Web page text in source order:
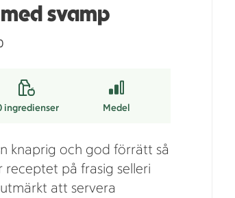
svamp
har 0 kommentarer
ingredienser Medel
knaprig och god förrätt så
receptet på frasig selleri
att servera